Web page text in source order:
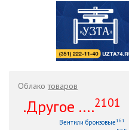
Облакотоваров
.Другое ....2101
Вентили бронзовые161